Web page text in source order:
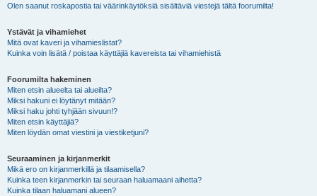
Olen saanut roskapostia tai väärinkäytöksiä sisältäviä viestejä tältä foorumilta!
Ystävät ja vihamiehet
Mitä ovat kaveri ja vihamieslistat?
Kuinka voin lisätä / poistaa käyttäjiä kavereista tai vihamiehistä
Foorumilta hakeminen
Miten etsin alueelta tai alueilta?
Miksi hakuni ei löytänyt mitään?
Miksi haku johti tyhjään sivuun!?
Miten etsin käyttäjiä?
Miten löydän omat viestini ja viestiketjuni?
Seuraaminen ja kirjanmerkit
Mikä ero on kirjanmerkillä ja tilaamisella?
Kuinka teen kirjanmerkin tai seuraan haluamaani aihetta?
Kuinka tilaan haluamani alueen?